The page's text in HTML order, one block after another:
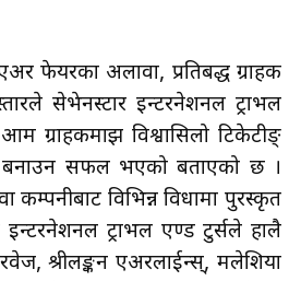
फेयरका अलावा, प्रतिबद्ध ग्राहक
सेभेनस्टार इन्टरनेशनल ट्राभल
ग्राहकमाझ विश्वासिलो टिकेटीङ्
बनाउन सफल भएको बताएको छ ।
कम्पनीबाट विभिन्न विधामा पुरस्कृत
ट्राभल एण्ड टुर्सले हालै
श्रीलङ्कन एअरलाईन्स्, मलेशिया